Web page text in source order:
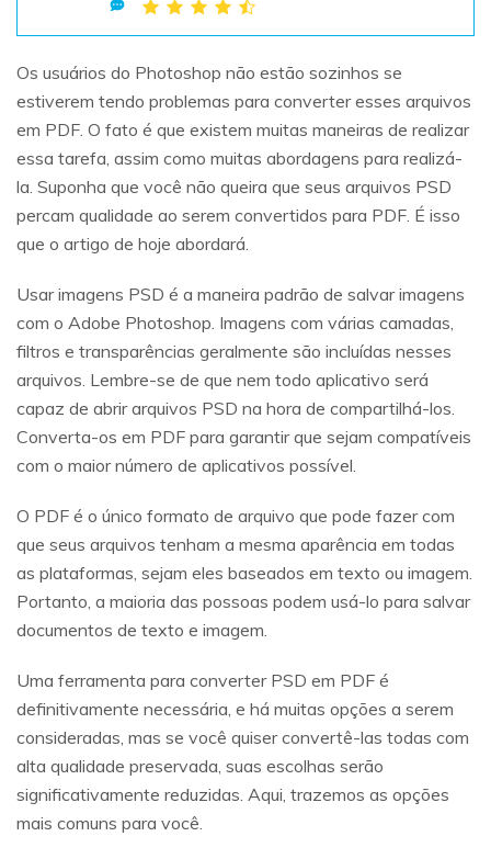
Outros Produtos
Repairit - Reparar Dados
UBackit - Backup de Dados
Os usuários do Photoshop não estão sozinhos se
estiverem tendo problemas para converter esses arquivos
em PDF. O fato é que existem muitas maneiras de realizar
essa tarefa, assim como muitas abordagens para realizá-
la. Suponha que você não queira que seus arquivos PSD
percam qualidade ao serem convertidos para PDF. É isso
que o artigo de hoje abordará.
Usar imagens PSD é a maneira padrão de salvar imagens
com o Adobe Photoshop. Imagens com várias camadas,
filtros e transparências geralmente são incluídas nesses
arquivos. Lembre-se de que nem todo aplicativo será
capaz de abrir arquivos PSD na hora de compartilhá-los.
Converta-os em PDF para garantir que sejam compatíveis
com o maior número de aplicativos possível.
O PDF é o único formato de arquivo que pode fazer com
que seus arquivos tenham a mesma aparência em todas
as plataformas, sejam eles baseados em texto ou imagem.
Portanto, a maioria das possoas podem usá-lo para salvar
documentos de texto e imagem.
Uma ferramenta para converter PSD em PDF é
definitivamente necessária, e há muitas opções a serem
consideradas, mas se você quiser convertê-las todas com
alta qualidade preservada, suas escolhas serão
significativamente reduzidas. Aqui, trazemos as opções
mais comuns para você.